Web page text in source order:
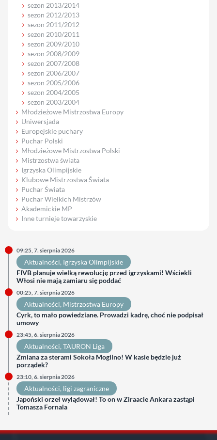
sezon 2013/2014
sezon 2012/2013
sezon 2011/2012
sezon 2010/2011
sezon 2009/2010
sezon 2008/2009
sezon 2007/2008
sezon 2006/2007
sezon 2005/2006
sezon 2004/2005
sezon 2003/2004
Młodzieżowe Mistrzostwa Europy
Uniwersjada
Europejskie puchary
Puchar Polski
Młodzieżowe Mistrzostwa Polski
Mistrzostwa świata
Igrzyska Olimpijskie
Klubowe Mistrzostwa Świata
Puchar Świata
Puchar Wielkich Mistrzów
Akademickie MP
Inne turnieje towarzyskie
09:25, 7. sierpnia 2026
Aktualności, Igrzyska Olimpijskie
FIVB planuje wielką rewolucję przed igrzyskami! Wściekli
Włosi nie mają zamiaru się poddać
00:25, 7. sierpnia 2026
Aktualności, Mistrzostwa Europy
Cyrk, to mało powiedziane. Prowadzi kadrę, choć nie podpisał
umowy
23:45, 6. sierpnia 2026
Aktualności, TAURON Liga
Zmiana za sterami Sokoła Mogilno! W kasie będzie już
porządek?
23:10, 6. sierpnia 2026
Aktualności, ligi zagraniczne
Japoński orzeł wylądował! To on w Ziraacie Ankara zastąpi
Tomasza Fornala